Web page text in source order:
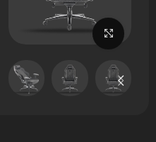
برای بزرگنمایی کلیک کنید